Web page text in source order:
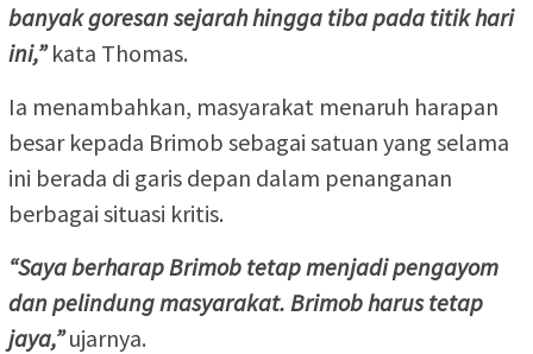
banyak goresan sejarah hingga tiba pada titik hari
ini,”kata Thomas.
Ia menambahkan, masyarakat menaruh harapan
besar kepada Brimob sebagai satuan yang selama
ini berada di garis depan dalam penanganan
berbagai situasi kritis.
“Saya berharap Brimob tetap menjadi pengayom
dan pelindung masyarakat. Brimob harus tetap
jaya,”ujarnya.